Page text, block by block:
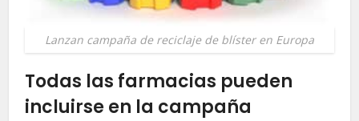
Lanzan campaña de reciclaje de blíster en Europa
Todas las farmacias pueden
incluirse en la campaña